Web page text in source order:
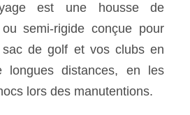
est une housse de
semi-rigide conçue pour
sac de golf et vos clubs en
distances, en les
lors des manutentions.